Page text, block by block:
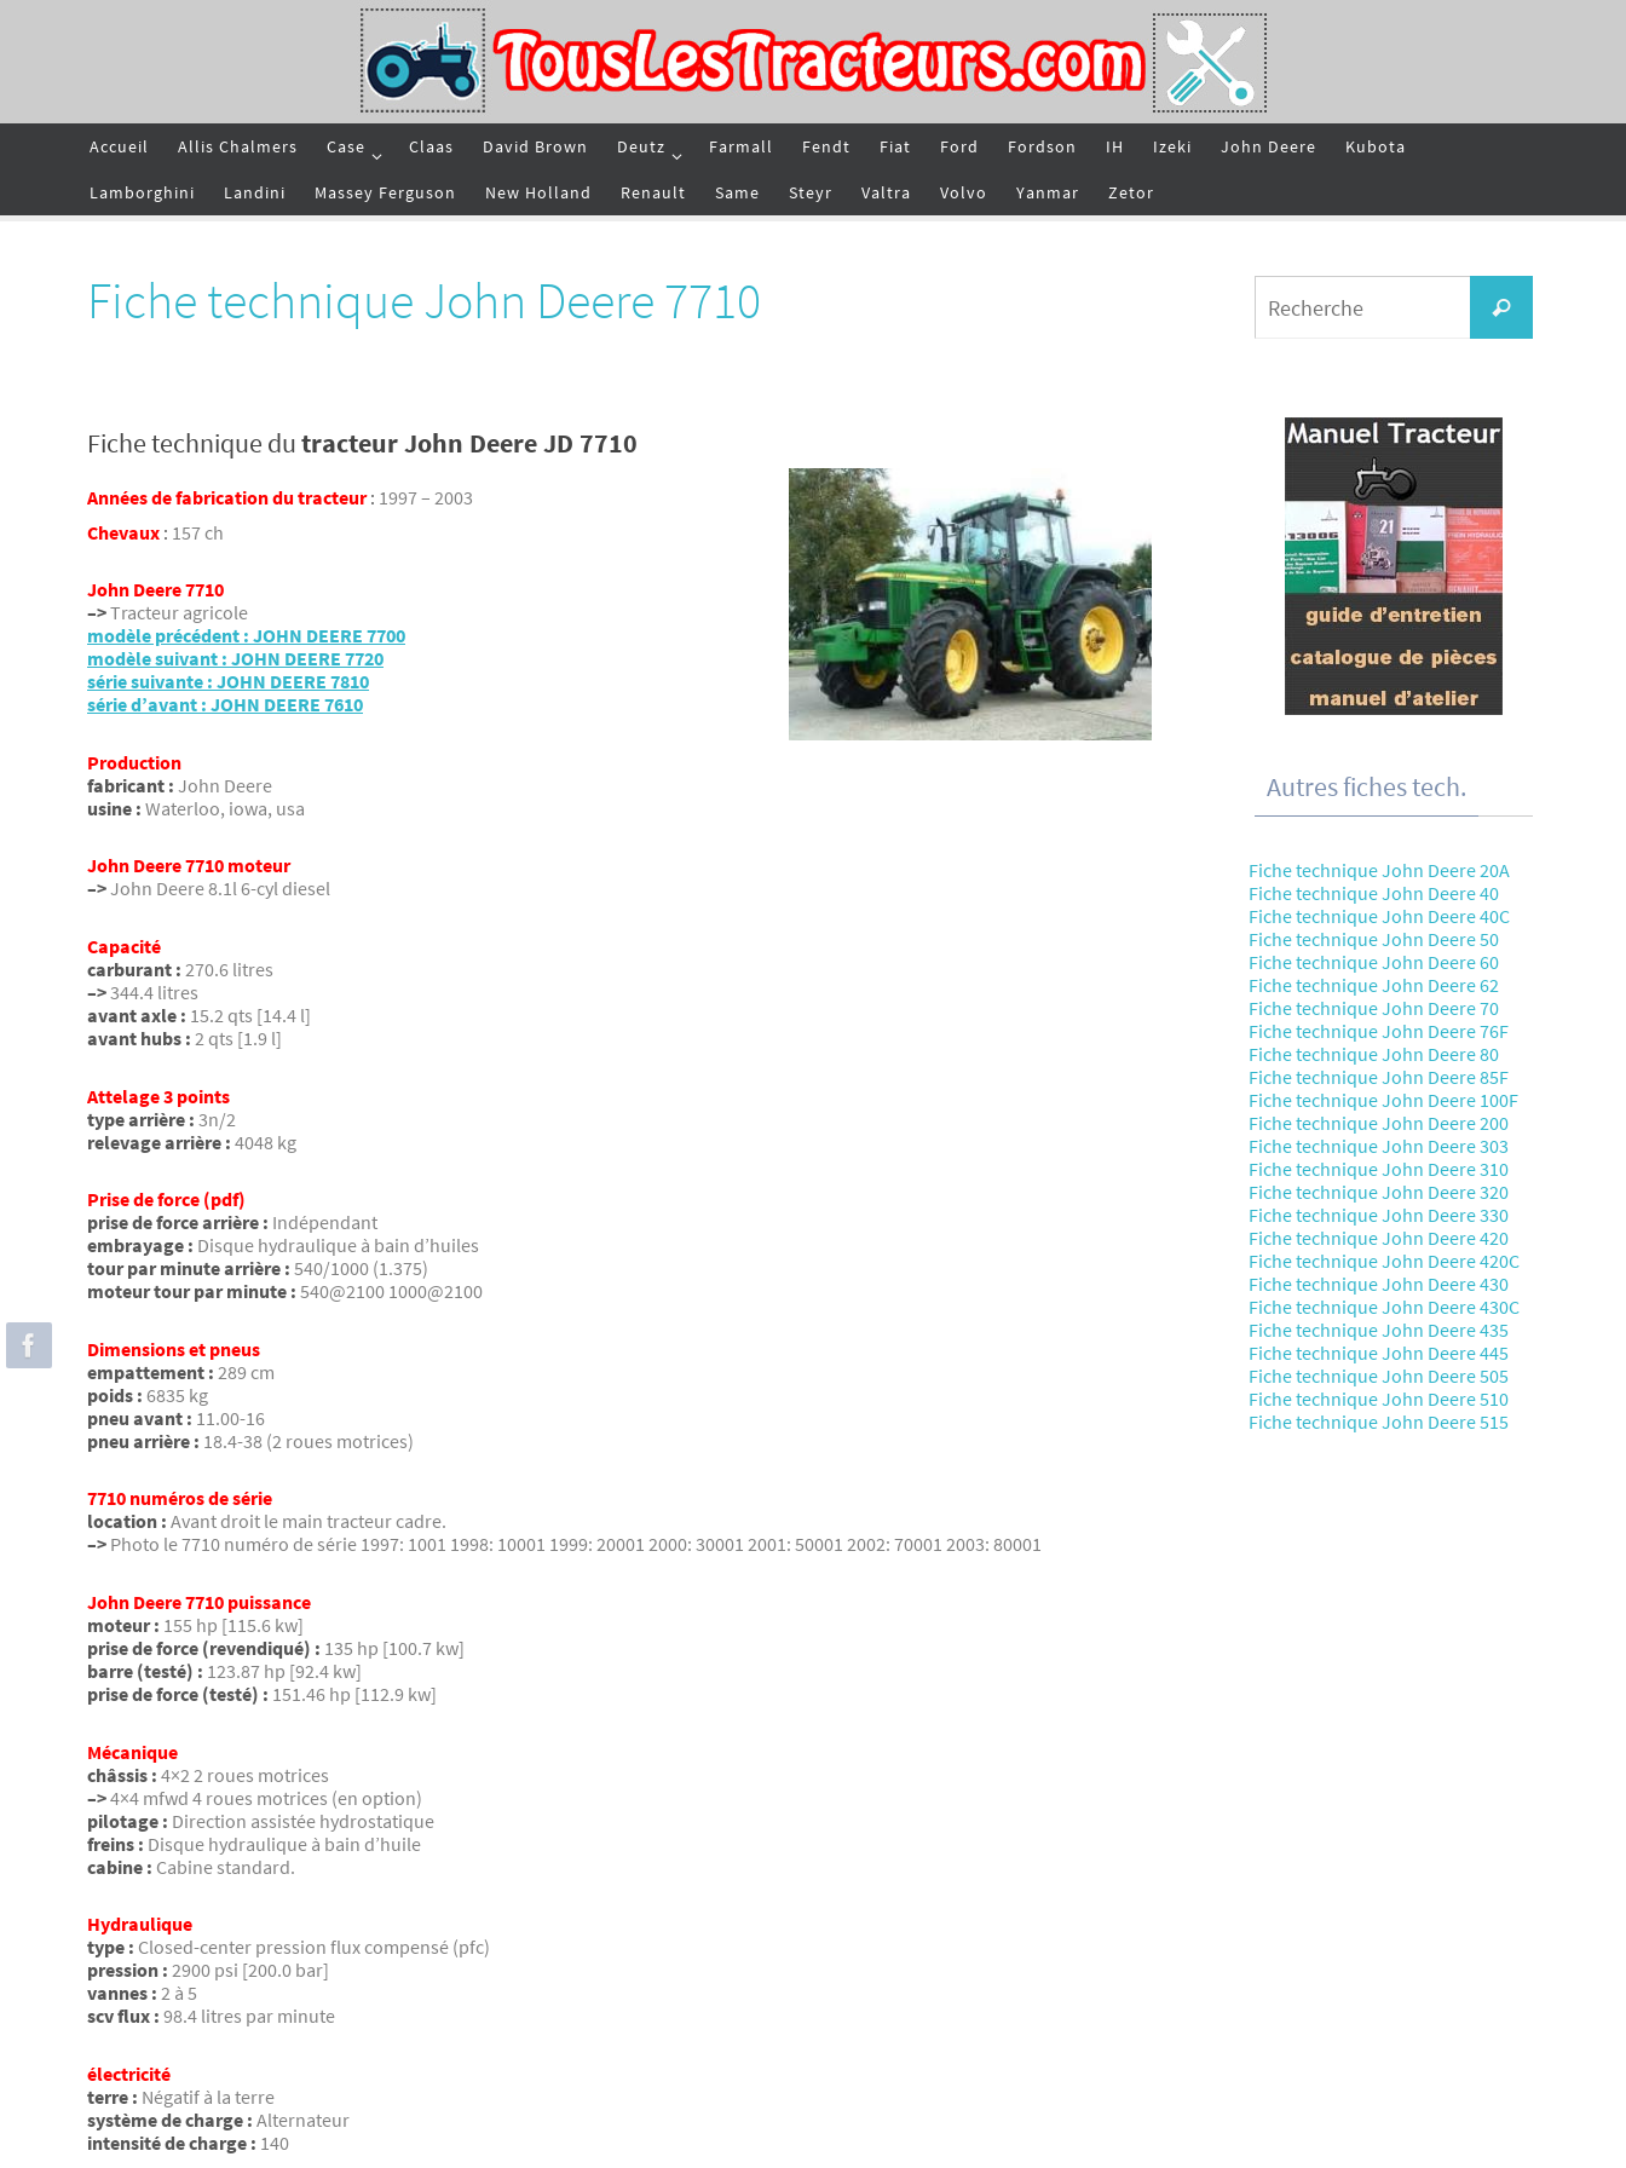
Accueil Allis Chalmers Case Claas David Brown Deutz Farmall Fendt Fiat Ford Fordson IH Izeki John Deere Kubota
Lamborghini Landini Massey Ferguson New Holland Renault Same Steyr Valtra Volvo Yanmar Zetor
Fiche technique John Deere 7710
Fiche technique dutracteur John Deere JD 7710
Années de fabrication du tracteur: 1997 – 2003
Chevaux : 157 ch
John Deere 7710
–>Tracteur agricole
modèle précédent : JOHN DEERE 7700
modèle suivant : JOHN DEERE 7720
série suivante : JOHN DEERE 7810
série d’avant : JOHN DEERE 7610
Production
fabricant : John Deere
usine : Waterloo, iowa, usa
John Deere 7710 moteur
–>John Deere 8.1l 6-cyl diesel
Capacité
carburant : 270.6 litres
–>344.4 litres
avant axle : 15.2 qts [14.4 l]
avant hubs : 2 qts [1.9 l]
Attelage 3 points
type arrière : 3n/2
relevage arrière : 4048 kg
Prise de force (pdf)
prise de force arrière : Indépendant
embrayage : Disque hydraulique à bain d’huiles
tour par minute arrière : 540/1000 (1.375)
moteur tour par minute : 540@2100 1000@2100
Dimensions et pneus
empattement : 289 cm
poids : 6835 kg
pneu avant : 11.00-16
pneu arrière : 18.4-38 (2 roues motrices)
7710 numéros de série
location : Avant droit le main tracteur cadre.
–> Photo le 7710 numéro de série 1997: 1001 1998: 10001 1999: 20001 2000: 30001 2001: 50001 2002: 70001 2003: 80001
John Deere 7710 puissance
moteur : 155 hp [115.6 kw]
prise de force (revendiqué) : 135 hp [100.7 kw]
barre (testé) : 123.87 hp [92.4 kw]
prise de force (testé) : 151.46 hp [112.9 kw]
Mécanique
châssis : 4×2 2 roues motrices
–>4×4 mfwd 4 roues motrices (en option)
pilotage : Direction assistée hydrostatique
freins : Disque hydraulique à bain d’huile
cabine : Cabine standard.
Hydraulique
type : Closed-center pression flux compensé (pfc)
pression : 2900 psi [200.0 bar]
vannes : 2 à 5
scv flux : 98.4 litres par minute
électricité
terre : Négatif à la terre
système de charge : Alternateur
intensité de charge : 140
Recherche
Autres fiches tech.
Fiche technique John Deere 20A
Fiche technique John Deere 40
Fiche technique John Deere 40C
Fiche technique John Deere 50
Fiche technique John Deere 60
Fiche technique John Deere 62
Fiche technique John Deere 70
Fiche technique John Deere 76F
Fiche technique John Deere 80
Fiche technique John Deere 85F
Fiche technique John Deere 100F
Fiche technique John Deere 200
Fiche technique John Deere 303
Fiche technique John Deere 310
Fiche technique John Deere 320
Fiche technique John Deere 330
Fiche technique John Deere 420
Fiche technique John Deere 420C
Fiche technique John Deere 430
Fiche technique John Deere 430C
Fiche technique John Deere 435
Fiche technique John Deere 445
Fiche technique John Deere 505
Fiche technique John Deere 510
Fiche technique John Deere 515